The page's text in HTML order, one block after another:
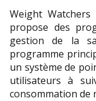
Weight
propose des
gestion de la
programme
un système de
utilisateurs à
consommation de